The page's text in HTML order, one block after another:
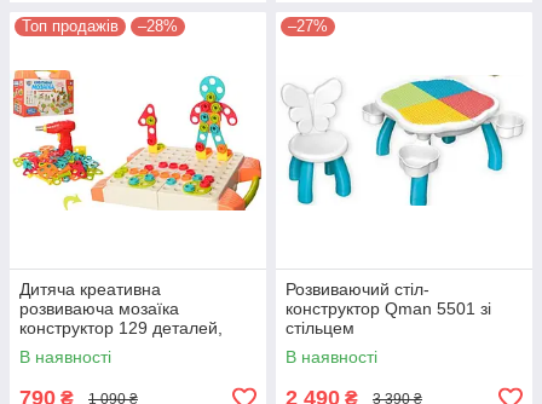
Топ продажів –28%
Дитяча креативна
розвиваюча мозаїка
конструктор 129 деталей,
шурупокрут на батарейках, в
валізі
В наявності
790 ₴ 1 090 ₴
–27%
Розвиваючий стіл-
конструктор Qman 5501 зі
стільцем
В наявності
2 490 ₴ 3 390 ₴